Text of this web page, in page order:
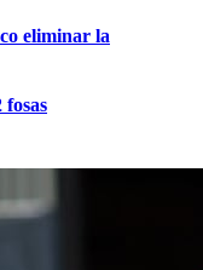
eliminar la
fosas